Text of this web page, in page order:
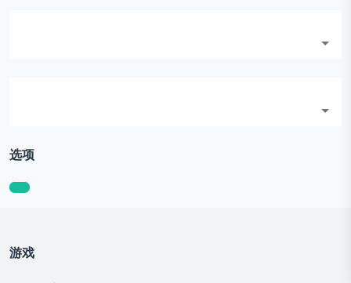
选项
游戏